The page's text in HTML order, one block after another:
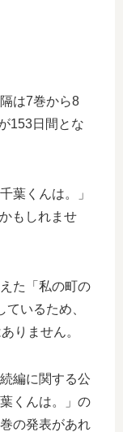
は7巻から8
153日間とな
葉くんは。」
もしれませ
た「私の町の
いるため、
りません。
編に関する公
くんは。」の
の発表があれ